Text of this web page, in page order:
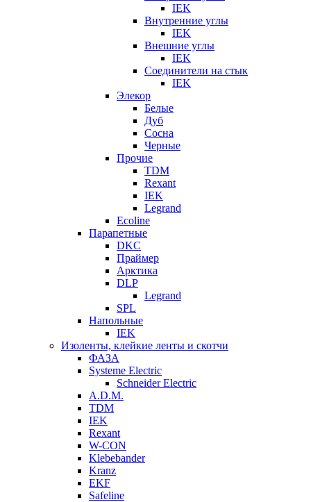
IEK
Внутренние углы
IEK
Внешние углы
IEK
Соединители на стык
IEK
Элекор
Белые
Дуб
Сосна
Черные
Прочие
TDM
Rexant
IEK
Legrand
Ecoline
Парапетные
DKC
Праймер
Арктика
DLP
Legrand
SPL
Напольные
IEK
Изоленты, клейкие ленты и скотчи
ФАЗА
Systeme Electric
Schneider Electric
A.D.M.
TDM
IEK
Rexant
W-CON
Klebebander
Kranz
EKF
Safeline